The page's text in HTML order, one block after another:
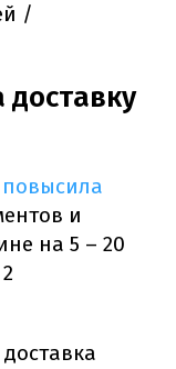
/
и
на 5 – 20